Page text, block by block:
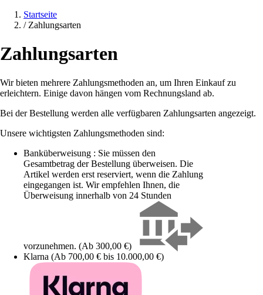
Startseite
/ Zahlungsarten
Zahlungsarten
Wir bieten mehrere Zahlungsmethoden an, um Ihren Einkauf zu
erleichtern. Einige davon hängen vom Rechnungsland ab.
Bei der Bestellung werden alle verfügbaren Zahlungsarten angezeigt.
Unsere wichtigsten Zahlungsmethoden sind:
Banküberweisung : Sie müssen den
Gesamtbetrag der Bestellung überweisen. Die
Artikel werden erst reserviert, wenn die Zahlung
eingegangen ist. Wir empfehlen Ihnen, die
Überweisung innerhalb von 24 Stunden
vorzunehmen. (Ab 300,00 €)
Klarna (Ab 700,00 € bis 10.000,00 €)